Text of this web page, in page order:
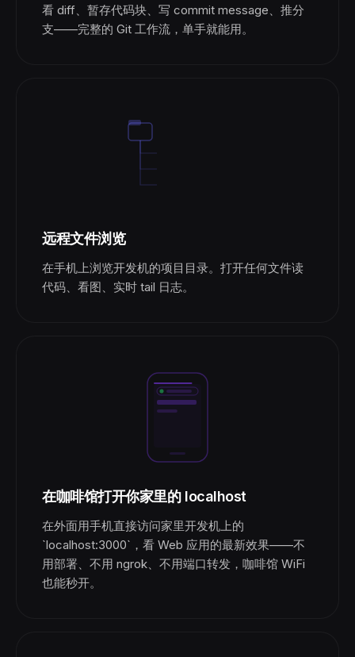
看 diff、暂存代码块、写 commit message、推分
支——完整的 Git 工作流，单手就能用。
远程文件浏览
在手机上浏览开发机的项目目录。打开任何文件读
代码、看图、实时 tail 日志。
在咖啡馆打开你家里的 localhost
在外面用手机直接访问家里开发机上的
`localhost:3000`，看 Web 应用的最新效果——不
用部署、不用 ngrok、不用端口转发，咖啡馆 WiFi
也能秒开。